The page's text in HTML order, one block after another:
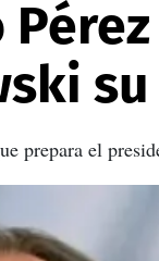
prepara el